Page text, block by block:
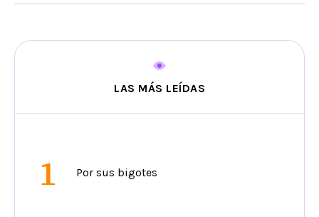
LAS MÁS LEÍDAS
1 Por sus bigotes